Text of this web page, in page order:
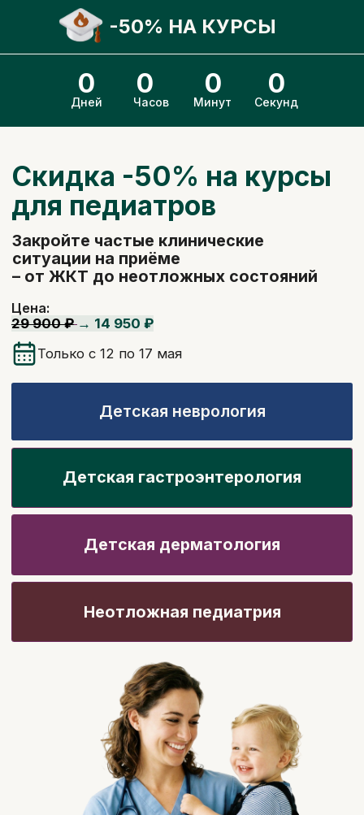
0
Дней
0
Часов
0
Минут
0
Секунд
-50% НА КУРСЫ
Скидка -50% на курсы
Цена:
Закройте частые клинические
ситуации на приёме
– от ЖКТ до неотложных состояний
Только с 12 по 17 мая
На амбулаторном
приёме у педиатра –
всё сразу: